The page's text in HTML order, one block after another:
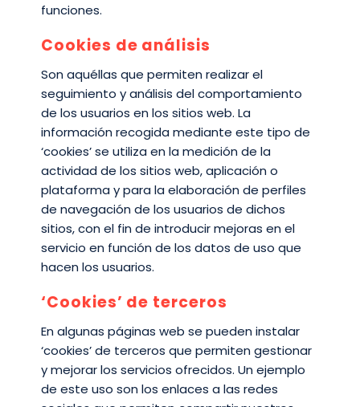
funciones.
Cookies de análisis
Son aquéllas que permiten realizar el
seguimiento y análisis del comportamiento
de los usuarios en los sitios web. La
información recogida mediante este tipo de
‘cookies’ se utiliza en la medición de la
actividad de los sitios web, aplicación o
plataforma y para la elaboración de perfiles
de navegación de los usuarios de dichos
sitios, con el fin de introducir mejoras en el
servicio en función de los datos de uso que
hacen los usuarios.
‘Cookies’ de terceros
En algunas páginas web se pueden instalar
‘cookies’ de terceros que permiten gestionar
y mejorar los servicios ofrecidos. Un ejemplo
de este uso son los enlaces a las redes